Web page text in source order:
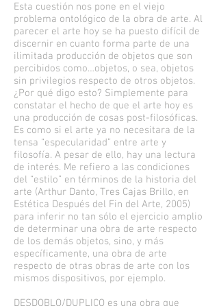
Esta cuestión nos pone en el viejo
problema ontológico de la obra de arte. Al
parecer el arte hoy se ha puesto difícil de
discernir en cuanto forma parte de una
ilimitada producción de objetos que son
percibidos como…objetos, o sea, objetos
sin privilegios respecto de otros objetos.
¿Por qué digo esto? Simplemente para
constatar el hecho de que el arte hoy es
una producción de cosas post-filosóficas.
Es como si el arte ya no necesitara de la
tensa “especularidad” entre arte y
filosofía. A pesar de ello, hay una lectura
de interés. Me refiero a las condiciones
del “estilo” en términos de la historia del
arte (Arthur Danto, Tres Cajas Brillo, en
Estética Después del Fin del Arte, 2005)
para inferir no tan sólo el ejercicio amplio
de determinar una obra de arte respecto
de los demás objetos, sino, y más
específicamente, una obra de arte
respecto de otras obras de arte con los
mismos dispositivos, por ejemplo.
DESDOBLO/DUPLICO es una obra que